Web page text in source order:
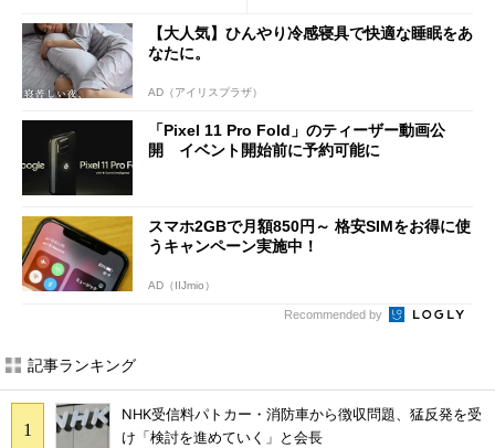
【大人気】ひんやり冷感寝具で快適な睡眠をあ
なたに。
AD（アイリスプラザ）
「Pixel 11 Pro Fold」のティーザー動画公
開 イベント開始前に予約可能に
スマホ2GBで月額850円～ 格安SIMをお得に使
うキャンペーン実施中！
AD（IIJmio）
Recommended by
記事ランキング
NHK受信料パトカー・消防車から徴収問題、猛反発を受
け「検討を進めていく」と会長